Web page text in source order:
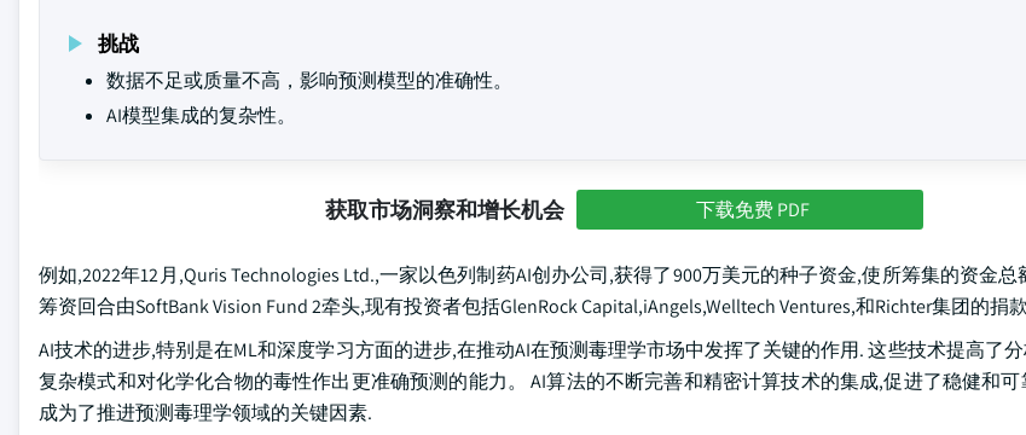
挑战
数据不足或质量不高，影响预测模型的准确性。
AI模型集成的复杂性。
获取市场洞察和增长机会 下载免费 PDF
例如,2022年12月,Quris Technologies Ltd.,一家以色列制药AI创办公司,获得了900万美元的种子资金,使所筹集的资金总
筹资回合由SoftBank Vision Fund 2牵头,现有投资者包括GlenRock Capital,iAngels,Welltech Ventures,和Richter集团的捐
AI技术的进步,特别是在ML和深度学习方面的进步,在推动AI在预测毒理学市场中发挥了关键的作用. 这些技术提高了
复杂模式和对化学化合物的毒性作出更准确预测的能力。 AI算法的不断完善和精密计算技术的集成,促进了稳健和可
成为了推进预测毒理学领域的关键因素.